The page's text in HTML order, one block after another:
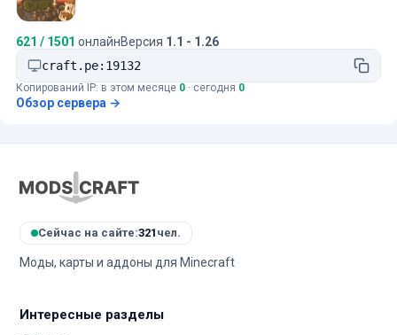
621 / 1501 онлайнВерсия 1.1 - 1.26
craft.pe:19132
Копирований IP: в этом месяце 0 · сегодня 0
Обзор сервера →
Сейчас на сайте:321 чел.
Моды, карты и аддоны для Minecraft
Интересные разделы